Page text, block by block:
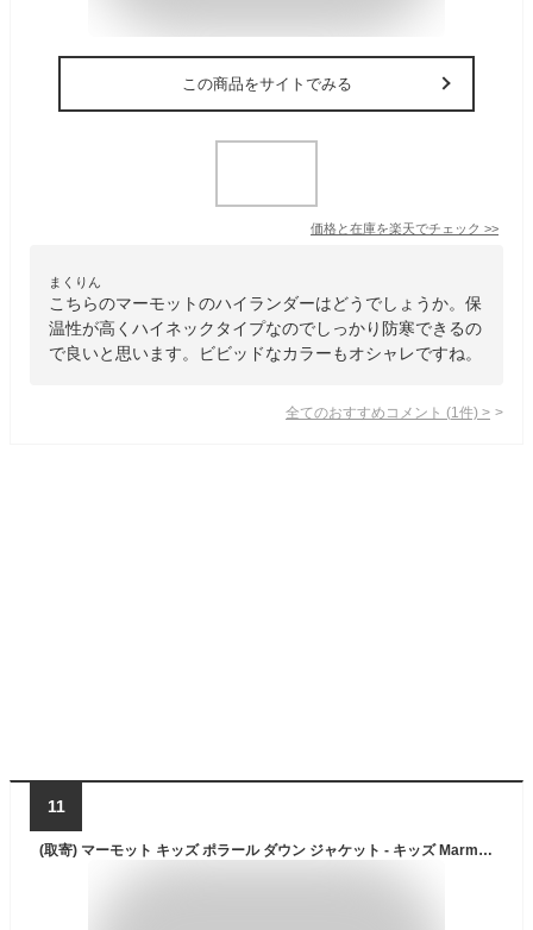
この商品をサイトでみる
価格と在庫を楽天でチェック >>
まくりん
こちらのマーモットのハイランダーはどうでしょうか。保
温性が高くハイネックタイプなのでしっかり防寒できるの
で良いと思います。ビビッドなカラーもオシャレですね。
全てのおすすめコメント (1 件) >
11
(取寄) マーモット キッズ ポラール ダウン ジャケット - キッズ Marmot kids Polar Down Jacket - Kids' Cairo/Port Royal